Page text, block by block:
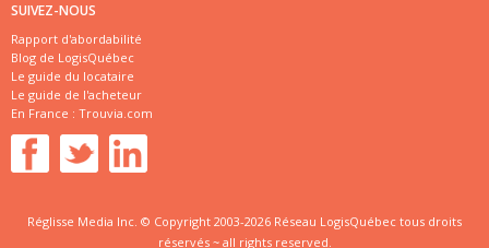
SUIVEZ-NOUS
Rapport d'abordabilité
Blog de LogisQuébec
Le guide du locataire
Le guide de l'acheteur
En France : Trouvia.com
Réglisse Media Inc. © Copyright 2003-2026 Réseau LogisQuébec tous droits
réservés ~ all rights reserved.